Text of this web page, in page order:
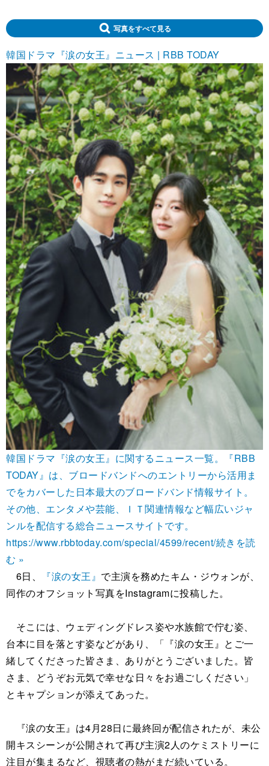
写真をすべて見る
韓国ドラマ『涙の女王』ニュース | RBB TODAY
韓国ドラマ『涙の女王』に関するニュース一覧。『RBB
TODAY』は、ブロードバンドへのエントリーから活用ま
でをカバーした日本最大のブロードバンド情報サイト。
その他、エンタメや芸能、ＩＴ関連情報など幅広いジャ
ンルを配信する総合ニュースサイトです。
https://www.rbbtoday.com/special/4599/recent/続きを読
む »
6日、
『涙の女王』 で主演を務めたキム・ジウォンが、
同作のオフショット写真をInstagramに投稿した。
そこには、ウェディングドレス姿や水族館で佇む姿、
台本に目を落とす姿などがあり、「『涙の女王』とご一
緒してくださった皆さま、ありがとうございました。皆
さま、どうぞお元気で幸せな日々をお過ごしください」
とキャプションが添えてあった。
『涙の女王』は4月28日に最終回が配信されたが、未公
開キスシーンが公開されて再び主演2人のケミストリーに
注目が集まるなど、視聴者の熱がまだ続いている。